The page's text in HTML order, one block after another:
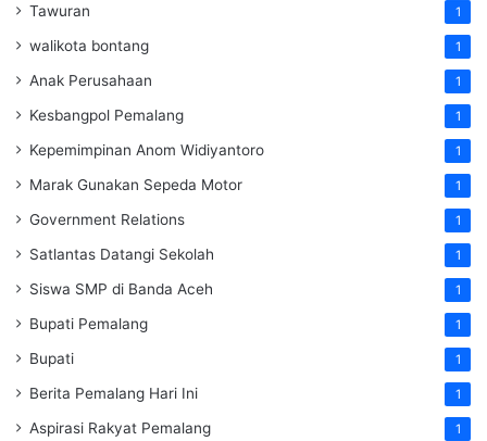
Tawuran 1
walikota bontang 1
Anak Perusahaan 1
Kesbangpol Pemalang 1
Kepemimpinan Anom Widiyantoro 1
Marak Gunakan Sepeda Motor 1
Government Relations 1
Satlantas Datangi Sekolah 1
Siswa SMP di Banda Aceh 1
Bupati Pemalang 1
Bupati 1
Berita Pemalang Hari Ini 1
Aspirasi Rakyat Pemalang 1